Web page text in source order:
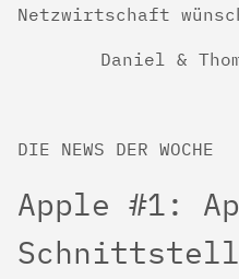
Netzwirtschaft
Daniel &
DIE NEWS DER WOCHE
Apple #1: